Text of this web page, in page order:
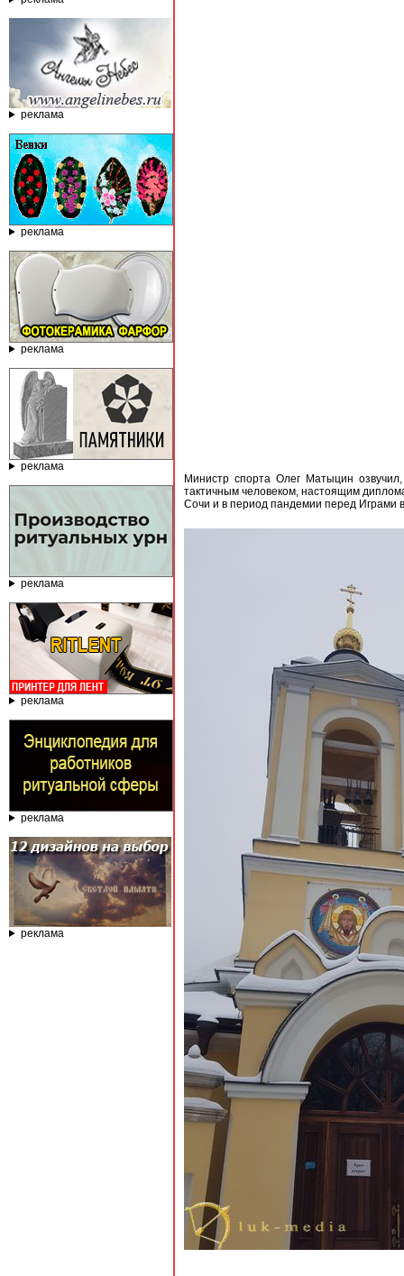
реклама
реклама
реклама
реклама
реклама
реклама
реклама
реклама
Министр спорта Олег Матыцин
тактичным человеком, настоящим
Сочи и в период пандемии перед Играми